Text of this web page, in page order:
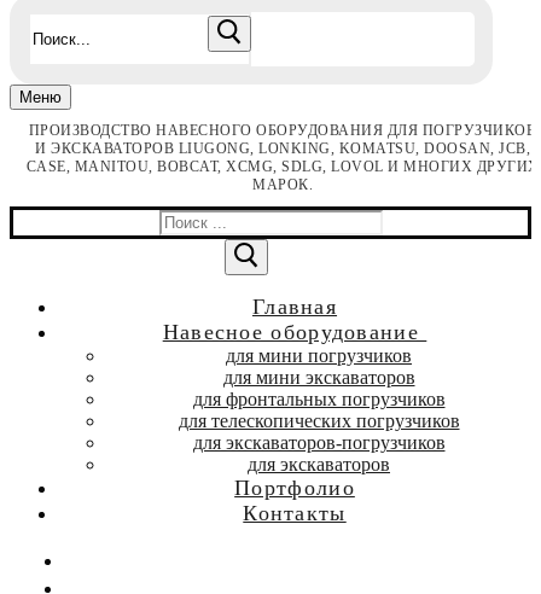
Меню
ПРОИЗВОДСТВО НАВЕСНОГО ОБОРУДОВАНИЯ ДЛЯ ПОГРУЗЧИКОВ
И ЭКСКАВАТОРОВ LIUGONG, LONKING, KOMATSU, DOOSAN, JCB,
CASE, MANITOU, BOBCAT, XCMG, SDLG, LOVOL И МНОГИХ ДРУГИХ
МАРОК.
Найти:
Главная
Навесное оборудование
для мини погрузчиков
для мини экскаваторов
для фронтальных погрузчиков
для телескопических погрузчиков
для экскаваторов-погрузчиков
для экскаваторов
Портфолио
Контакты